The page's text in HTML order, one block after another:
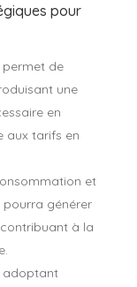
pour
de
une
en
aux tarifs en
et
pourra générer
à la
adoptant